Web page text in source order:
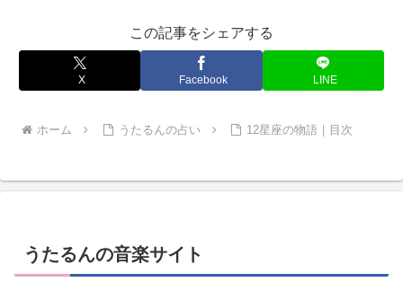
この記事をシェアする
X Facebook LINE
ホーム うたるんの占い 12星座の物語｜目次
うたるんの音楽サイト